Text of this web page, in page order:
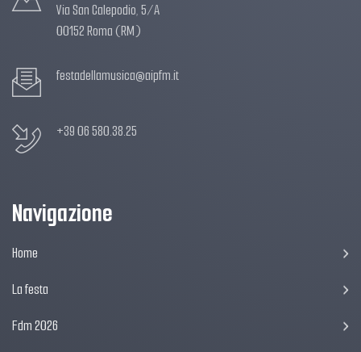
Via San Calepodio, 5/A
00152 Roma (RM)
festadellamusica@aipfm.it
+39 06 580.38.25
Navigazione
Home
La festa
Fdm 2026